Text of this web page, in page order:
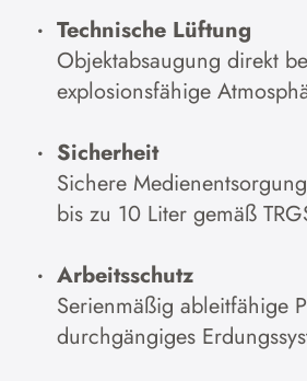
Technische Lüftung
Objektabsaugung direkt
explosionsfähige
Sicherheit
Sichere
bis zu 10 Liter gemäß
Arbeitsschutz
Serienmäßig ableitfähige
durchgängiges